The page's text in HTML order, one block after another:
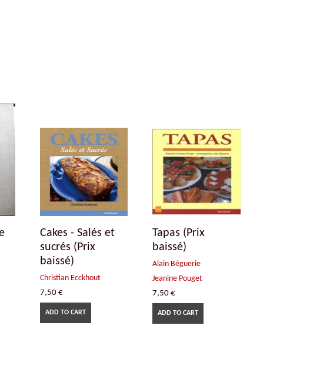
Cakes - Salés et
sucrés (Prix
baissé)
Christian Ecckhout
7,50 €
ADD TO CART
Tapas (Prix
baissé)
Alain Béguerie
Jeanine Pouget
7,50€
ADD TO CART